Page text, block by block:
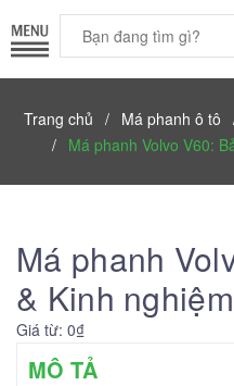
Trang chủ / Má phanh ô tô
/ Má phanh Volvo V60:
Má phanh
& Kinh
Giá từ: 0₫
MÔ TẢ